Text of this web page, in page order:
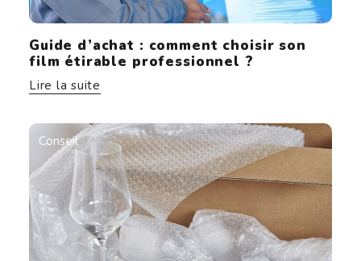
Guide d’achat : comment choisir son
film étirable professionnel ?
Lire la suite
Conseil